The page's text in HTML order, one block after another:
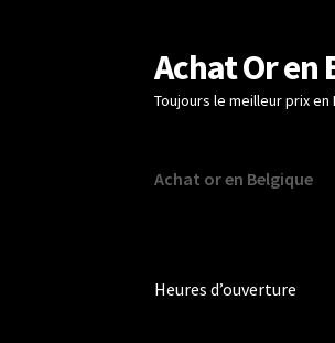
Aller
à
la
Aller
au
contenu
Achat Or en
Toujours le meilleur prix en
Achat or en Belgique
Heures d’ouverture